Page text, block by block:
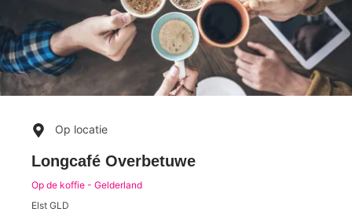
Op locatie
Longcafé Overbetuwe
Op de koffie - Gelderland
Elst GLD